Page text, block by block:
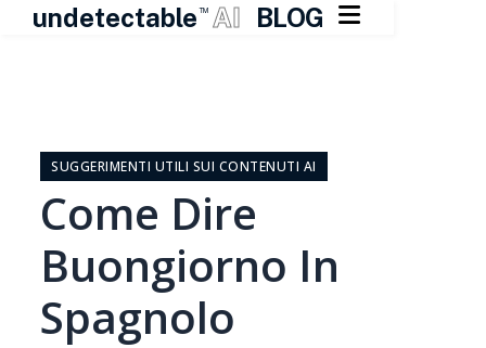
undetectable TM AI BLOG 
contenutoSUGGERIMENTI UTILI SUI CONTENUTI AI
Come Dire
Buongiorno In
Spagnolo